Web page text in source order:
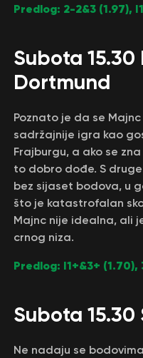
Predlog: 2-2&3 (1.97),
Subota
Dortmund
Poznato je da se
sadržajnije igra kao
Frajburgu, a ako se
to dobro dođe. S
bez sijaset bodova, u
što je katastrofalan
Majnc nije idealna, ali
crnog niza.
Predlog: I1+&3+ (1.70),
Subota
Ne nadaju se